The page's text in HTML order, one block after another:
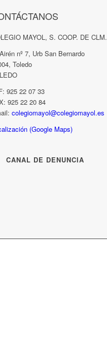
MAYOL, S. COOP. DE CLM.
nº 7, Urb San Bernardo
Toledo
925 22 07 33
925 22 20 84
colegiomayol@colegiomayol.es
(Google Maps)
CANAL DE DENUNCIA